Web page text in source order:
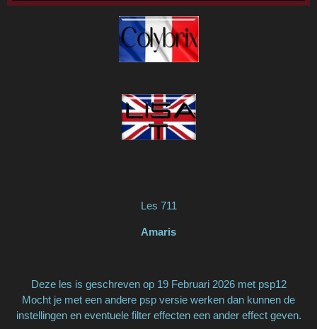
Les 711
Amaris
Deze les is geschreven op 19 Februari 2026 met psp12
Mocht je met een andere psp versie werken dan kunnen de
instellingen en eventuele filter effecten een ander effect geven.